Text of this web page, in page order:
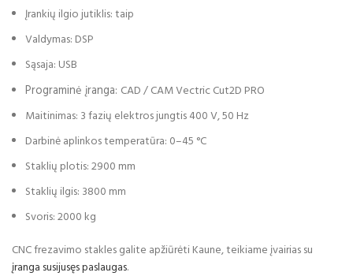
Įrankių ilgio jutiklis: taip
Valdymas: DSP
Sąsaja: USB
Programinė įranga: CAD / CAM Vectric Cut2D PRO
Maitinimas: 3 fazių elektros jungtis 400 V, 50 Hz
Darbinė aplinkos temperatūra: 0–45 °C
Staklių plotis: 2900 mm
Staklių ilgis: 3800 mm
Svoris: 2000 kg
CNC frezavimo stakles galite apžiūrėti Kaune, teikiame įvairias su
įranga susijusęs paslaugas.